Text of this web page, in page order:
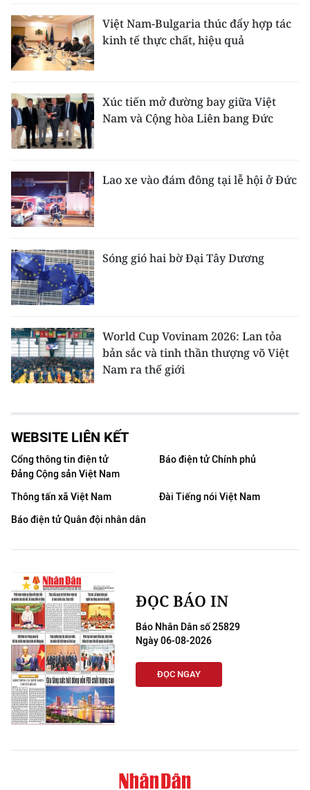
Việt Nam-Bulgaria thúc đẩy hợp tác
kinh tế thực chất, hiệu quả
Xúc tiến mở đường bay giữa Việt
Nam và Cộng hòa Liên bang Đức
Lao xe vào đám đông tại lễ hội ở Đức
Sóng gió hai bờ Đại Tây Dương
World Cup Vovinam 2026: Lan tỏa
bản sắc và tinh thần thượng võ Việt
Nam ra thế giới
WEBSITE LIÊN KẾT
Cổng thông tin điện tử
Đảng Cộng sản Việt Nam
Báo điện tử Chính phủ
Thông tấn xã Việt Nam
Đài Tiếng nói Việt Nam
Báo điện tử Quân đội nhân dân
ĐỌC BÁO IN
Báo Nhân Dân số 25829
Ngày 06-08-2026
ĐỌC NGAY